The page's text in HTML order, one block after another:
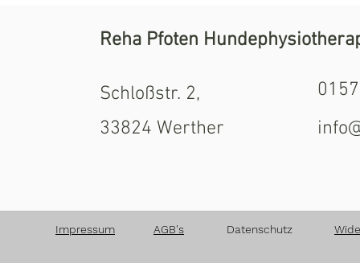
Schloßstr. 2,
33824 Werther
AGB's
Impressum Datenschutz
Reha Pfoten